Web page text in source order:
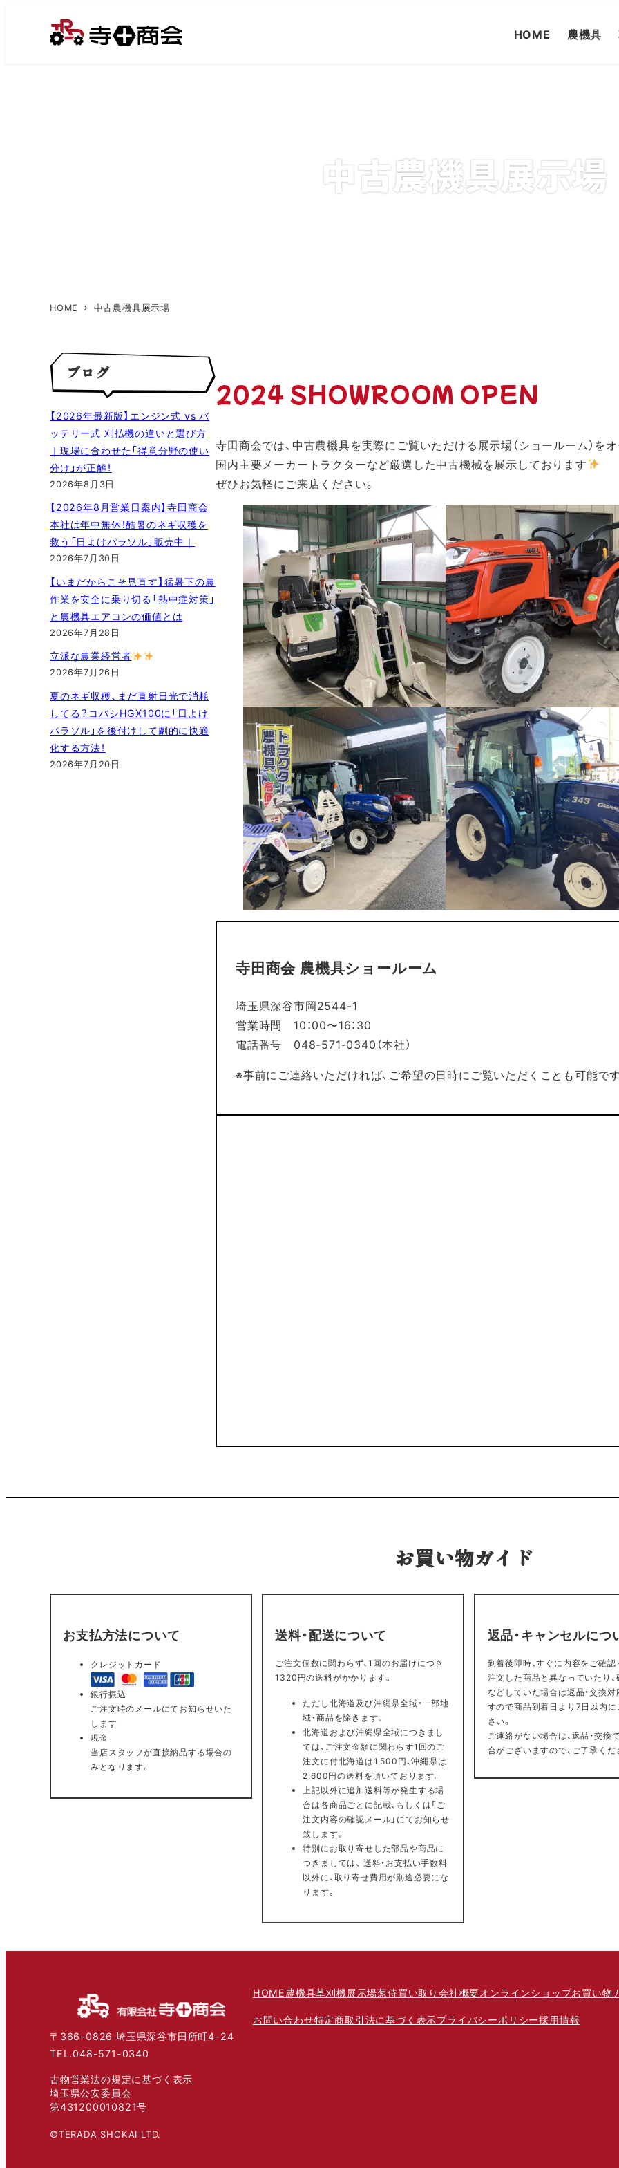
HOME 農機具
中古農機具展示場
HOME 中古農機具展示場
2024 SHOWROOM OPEN
寺田商会では、中古農機具を実際にご覧いただける展示場（ショールーム）を
国内主要メーカートラクターなど厳選した中古機械を展示しております
ぜひお気軽にご来店ください。
寺田商会 農機具ショールーム
埼玉県深谷市岡2544-1
営業時間 10：00〜16：30
電話番号 048-571-0340（本社）
※事前にご連絡いただければ、ご希望の日時にご覧いただくことも可能で
ブログ
【2026年最新版】エンジン式 vs バ
ッテリー式 刈払機の違いと選び方
｜現場に合わせた「得意分野の使い
分け」が正解！
2026年8月3日
【2026年8月営業日案内】寺田商会
本社は年中無休！酷暑のネギ収穫を
救う「日よけパラソル」販売中｜
2026年7月30日
【いまだからこそ見直す】猛暑下の農
作業を安全に乗り切る「熱中症対策」
と農機具エアコンの価値とは
2026年7月28日
立派な農業経営者
2026年7月26日
夏のネギ収穫、まだ直射日光で消耗
してる？コバシHGX100に「日よけ
パラソル」を後付けして劇的に快適
化する方法！
2026年7月20日
お買い物ガイド
お支払方法について
クレジットカード
銀行振込
ご注文時のメールにてお知らせいた
します
現金
当店スタッフが直接納品する場合の
みとなります。
送料・配送について
ご注文個数に関わらず、1回のお届けにつき
1320円の送料がかかります。
ただし北海道及び沖縄県全域・一部地
域・商品を除きます。
北海道および沖縄県全域につきまし
ては、ご注文金額に関わらず1回のご
注文に付北海道は1,500円、沖縄県は
2,600円の送料を頂いております。
上記以外に追加送料等が発生する場
合は各商品ごとに記載、もしくは「ご
注文内容の確認メール」にてお知らせ
致します。
特別にお取り寄せした部品や商品に
つきましては、 送料・お支払い手数料
以外に、取り寄せ費用が別途必要にな
ります。
返品・キャンセルにつ
到着後即時、すぐに内容をご確認
注文した商品と異なっていたり、
などしていた場合は返品・交換
すので商品到着日より7日以内
さい。
ご連絡がない場合は、返品・交換
合がございますので、ご了承くだ
〒366-0826 埼玉県深谷市田所町4-24
TEL.048-571-0340
古物営業法の規定に基づく表示
埼玉県公安委員会
第431200010821号
©TERADA SHOKAI LTD.
HOME農機具草刈機展示場葱侍買い取り 会社概要オンラインショップお買い物
お問い合わせ特定商取引法に基づく表示プライバシーポリシー採用情報